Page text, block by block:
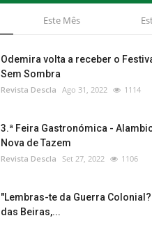
Este Mês
Odemira volta a receber o
Sem Sombra
Revista Descla Ago 31, 2022 1114
3.ª Feira Gastronómica -
Nova de Tazem
Revista Descla Set 27, 2022 1106
"Lembras-te da Guerra
das Beiras,...